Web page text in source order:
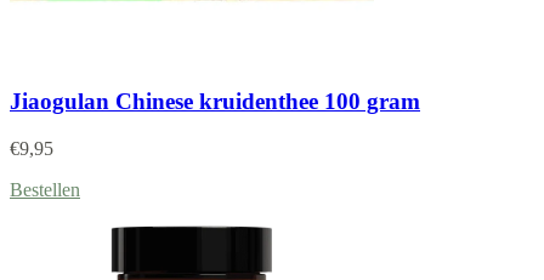
Jiaogulan Chinese kruidenthee 100 gram
€9,95
Bestellen